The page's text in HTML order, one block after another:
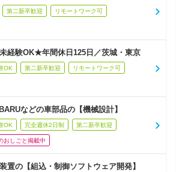
第二新卒歓迎 リモートワーク可
経験OK★年間休日125日／茨城・東京
OK 第二新卒歓迎 リモートワーク可
などの車部品の【機械設計】
OK 完全週休2日制 第二新卒歓迎
おしごと掲載中
置の【組込・制御ソフトウェア開発】